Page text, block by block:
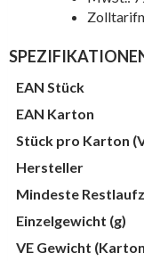
EAN Stück
EAN Karton
Stück pro Karton
Hersteller
Mindeste
Einzelgewicht (g)
VE Gewicht